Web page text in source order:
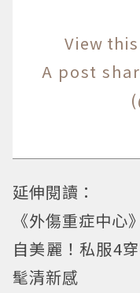
View
A post
延伸閱讀：
《外傷重症中
自美麗！私服4
髦清新感